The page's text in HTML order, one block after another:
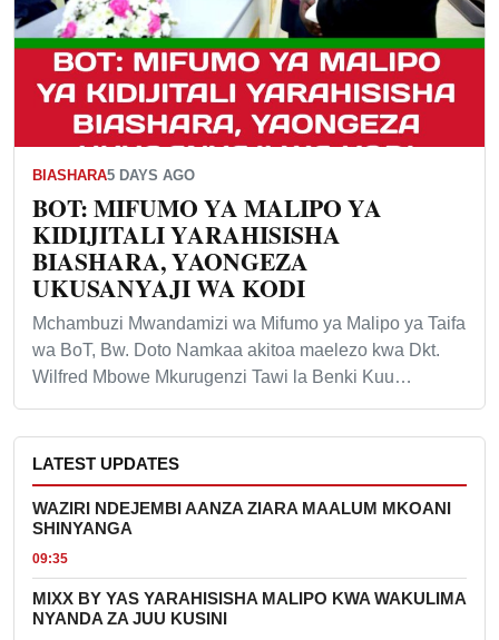
BIASHARA5 DAYS AGO
BOT: MIFUMO YA MALIPO YA
KIDIJITALI YARAHISISHA
BIASHARA, YAONGEZA
UKUSANYAJI WA KODI
Mchambuzi Mwandamizi wa Mifumo ya Malipo ya Taifa
wa BoT, Bw. Doto Namkaa akitoa maelezo kwa Dkt.
Wilfred Mbowe Mkurugenzi Tawi la Benki Kuu…
LATEST UPDATES
WAZIRI NDEJEMBI AANZA ZIARA MAALUM MKOANI
SHINYANGA
09:35
MIXX BY YAS YARAHISISHA MALIPO KWA WAKULIMA
NYANDA ZA JUU KUSINI